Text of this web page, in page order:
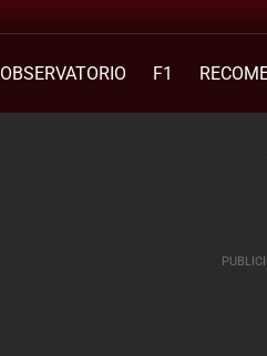
OBSERVATORIO F1